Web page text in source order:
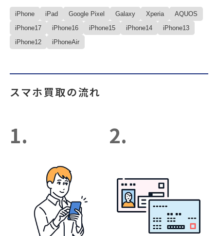
iPhone iPad Google Pixel Galaxy Xperia
AQUOS
iPhone17
iPhone16 iPhone15 iPhone14
iPhone13
iPhone12
iPhoneAir
スマホ買取の流れ
1. 2.